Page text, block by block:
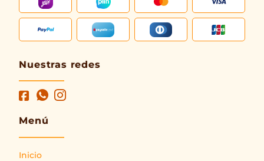
Nuestras redes
Menú
Inicio